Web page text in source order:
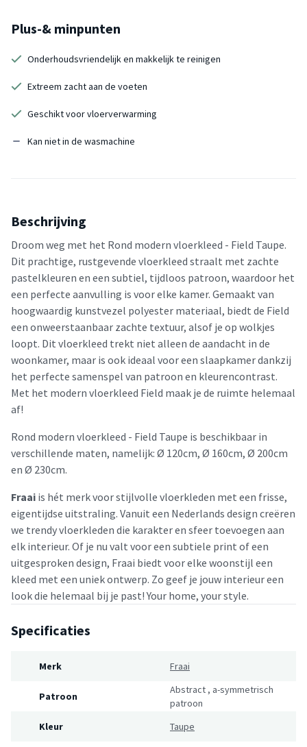
Plus-& minpunten
Onderhoudsvriendelijk en makkelijk te reinigen
Extreem zacht aan de voeten
Geschikt voor vloerverwarming
Kan niet in de wasmachine
Beschrijving
Droom weg met het Rond modern vloerkleed - Field Taupe.
Dit prachtige, rustgevende vloerkleed straalt met zachte
pastelkleuren en een subtiel, tijdloos patroon, waardoor het
een perfecte aanvulling is voor elke kamer. Gemaakt van
hoogwaardig kunstvezel polyester materiaal, biedt de Field
een onweerstaanbaar zachte textuur, alsof je op wolkjes
loopt. Dit vloerkleed trekt niet alleen de aandacht in de
woonkamer, maar is ook ideaal voor een slaapkamer dankzij
het perfecte samenspel van patroon en kleurencontrast.
Met het modern vloerkleed Field maak je de ruimte helemaal
af!
Rond modern vloerkleed - Field Taupe is beschikbaar in
verschillende maten, namelijk: Ø 120cm, Ø 160cm, Ø 200cm
en Ø 230cm.
Fraai is hét merk voor stijlvolle vloerkleden met een frisse,
eigentijdse uitstraling. Vanuit een Nederlands design creëren
we trendy vloerkleden die karakter en sfeer toevoegen aan
elk interieur. Of je nu valt voor een subtiele print of een
uitgesproken design, Fraai biedt voor elke woonstijl een
kleed met een uniek ontwerp. Zo geef je jouw interieur een
look die helemaal bij je past! Your home, your style.
Specificaties
Merk Fraai
Patroon
Abstract , a-symmetrisch
patroon
Kleur
Taupe